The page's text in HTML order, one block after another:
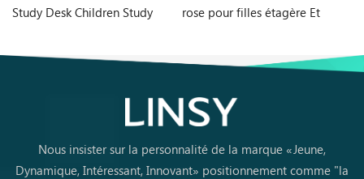
Study Desk Children Study
LH359V2-B
rose pour filles étagère Et
Nous insister sur la personnalité de la marque «Jeune,
Dynamique, Intéressant, Innovant» positionnement comme "la